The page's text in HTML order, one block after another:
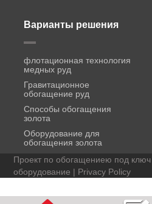
Варианты решения
флотационная технология
медных руд
Гравитационное
обогащение руд
Способы обогащения
золота
Оборудование для
обогащения золота
Проект по обогащениею под ключ
оборудование | Privacy Policy